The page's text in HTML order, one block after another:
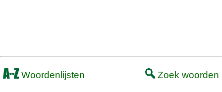
Woordenlijsten Zoek woorden